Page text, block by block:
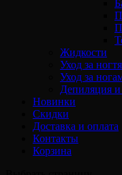
Жидкости
Уход за
Уход за
Депиляция
Новинки
Скидки
Доставка и оплата
Контакты
Корзина